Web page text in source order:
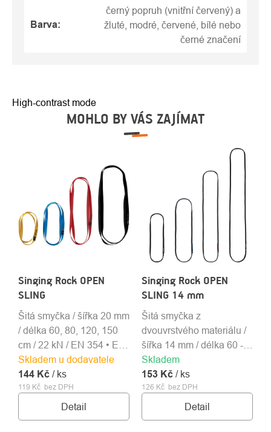
Barva:
černý popruh (vnitřní červený) a
žluté, modré, červené, bílé nebo
černé značení
High-contrast mode
MOHLO BY VÁS ZAJÍMAT
Singing Rock OPEN
SLING
Skladem u dodavatele
119 Kč bez DPH
144 Kč / ks
Detail
Šitá smyčka / šířka 20 mm
/ délka 60, 80, 120, 150
cm / 22 kN / EN 354 • EN
566 • EN 795B
Singing Rock OPEN
SLING 14 mm
Skladem
126 Kč bez DPH
153 Kč / ks
Detail
Šitá smyčka z
dvouvrstvého materiálu /
šířka 14 mm / délka 60 -
150 cm / 25 kN / EN 354 •
EN 566 • EN 795B